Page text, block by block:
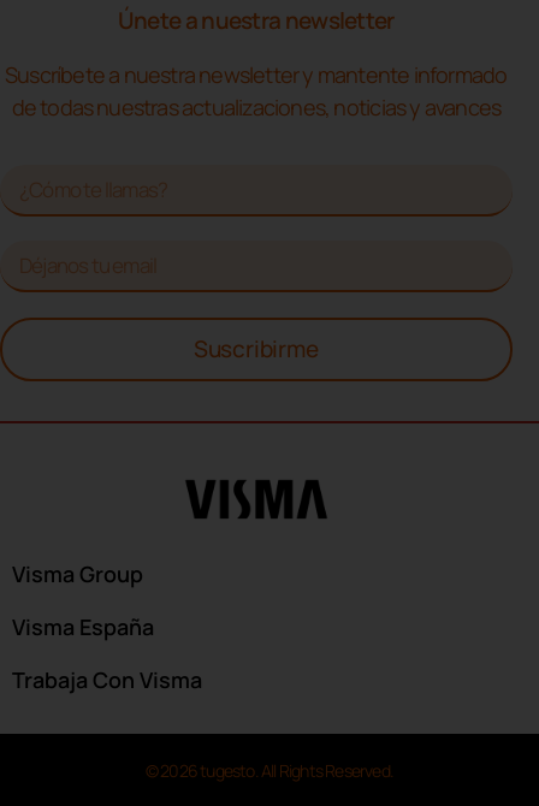
Únete a nuestra newsletter
Suscríbete a nuestra newsletter y mantente informado
de todas nuestras actualizaciones, noticias y avances
Suscribirme
Visma Group
Visma España
Trabaja Con Visma
© 2026 tugesto. All Rights Reserved.